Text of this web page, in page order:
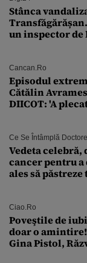
Stânca
un inspector
Cancan.ro
Episodul
Cătălin
DIICOT: 'A
Ce Se Întâmplă Doctore
Vedeta
cancer pentru a
ales să
Ciao.ro
Poveştile de
doar o
Gina Pistol,